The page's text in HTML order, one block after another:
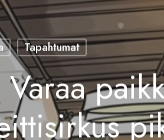
Tapahtumat